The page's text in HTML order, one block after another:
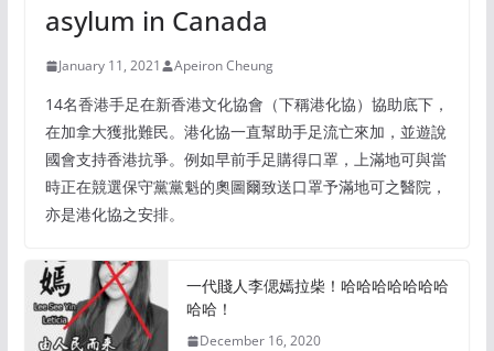
asylum in Canada
January 11, 2021 Apeiron Cheung
14名香港手足在新香港文化協會（下稱港化協）協助底下，
在加拿大獲批難民。港化協一直幫助手足流亡來加，並遊說
國會支持香港抗爭。例如早前手足購得口罩，上滿地可與當
時正在競選保守黨黨魁的奧圖爾致送口罩予滿地可之醫院，
亦是港化協之安排。
一代賤人李偲嫣拉柴！哈哈哈哈哈哈哈
哈哈！
December 16, 2020